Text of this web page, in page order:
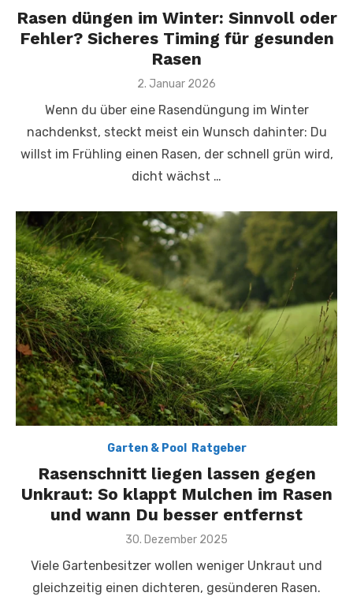
Rasen düngen im Winter: Sinnvoll oder
Fehler? Sicheres Timing für gesunden
Rasen
Posted
2. Januar 2026
Wenn du über eine Rasendüngung im Winter
nachdenkst, steckt meist ein Wunsch dahinter: Du
willst im Frühling einen Rasen, der schnell grün wird,
dicht wächst …
Garten & Pool Ratgeber
Rasenschnitt liegen lassen gegen
Unkraut: So klappt Mulchen im Rasen
und wann Du besser entfernst
Posted
30. Dezember 2025
Viele Gartenbesitzer wollen weniger Unkraut und
gleichzeitig einen dichteren, gesünderen Rasen.